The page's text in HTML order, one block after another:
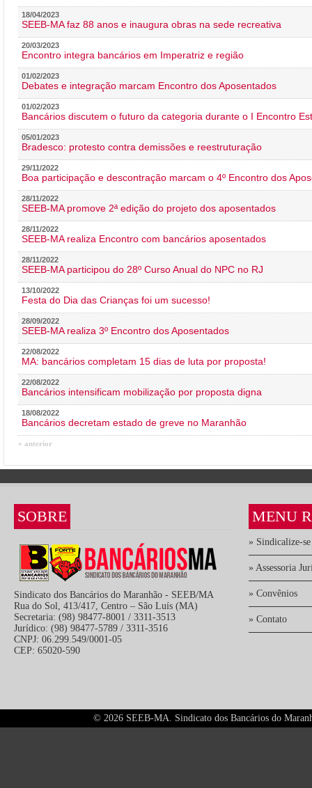
18/04/2023
SEEB-MA faz 88 anos e inaugura obras na sede recreativa
20/03/2023
Encontro integra bancários em Imperatriz e região
01/02/2023
Debates e integração marcam Encontro dos Aposentados
01/02/2023
Bancários discutem o futuro da categoria durante o I Encontro
05/01/2023
Bradesco: protesto contra demissões e reestruturação
29/11/2022
Boa participação e descontração marcam o 4º Encontro dos
28/11/2022
SEEB-MA promove 2ª edição do projeto dos aposentados
28/11/2022
SEEB-MA realiza Encontro com bancários aposentados
28/11/2022
SEEB-MA participou do 28º Curso Anual do NPC no RJ
13/10/2022
Festa do Dia das Crianças foi um sucesso!
28/09/2022
SEEB-MA realiza 3º Encontro dos Aposentados
22/08/2022
MA: bancários completam 15 dias de luta por proposta!
22/08/2022
Bancários intensificam mobilização por proposta digna
18/08/2022
Bancários decretam estado de greve no Maranhão
« anterior
SOBRE
Sindicato dos Bancários do Maranhão - SEEB/MA
Rua do Sol, 413/417, Centro – São Luís (MA)
Secretaria: (98) 98477-8001 / 3311-3513
Jurídico: (98) 98477-5789 / 3311-3516
CNPJ: 06.299.549/0001-05
CEP: 65020-590
MENU
» Sindicalize-se
» Assessoria
» Convênios
» Contato
© 2026 SEEB-MA. Sindicato dos Bancários do